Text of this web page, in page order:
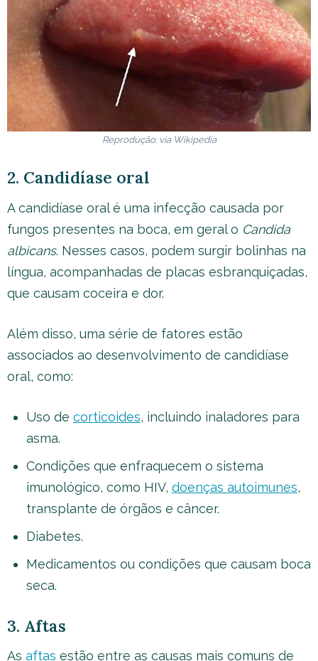
Reprodução: via Wikipedia
2. Candidíase oral
A candidíase oral é uma infecção causada por
fungos presentes na boca, em geral o Candida
albicans. Nesses casos, podem surgir bolinhas na
língua, acompanhadas de placas esbranquiçadas,
que causam coceira e dor.
Além disso, uma série de fatores estão
associados ao desenvolvimento de candidíase
oral, como:
Uso de corticoides, incluindo inaladores para
asma.
Condições que enfraquecem o sistema
imunológico, como HIV, doenças autoimunes,
transplante de órgãos e câncer.
Diabetes.
Medicamentos ou condições que causam boca
seca.
3. Aftas
As aftas estão entre as causas mais comuns de